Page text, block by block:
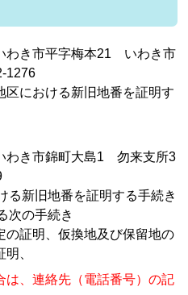
わき市平字梅本21 いわき市
1276
区における新旧地番を証明す
わき市錦町大島1 勿来支所3
る新旧地番を証明する手続き
次の手続き
の証明、仮換地及び保留地の
、
、連絡先（電話番号）の記